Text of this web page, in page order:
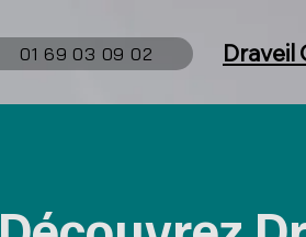
01 69 03 09 02 Draveil